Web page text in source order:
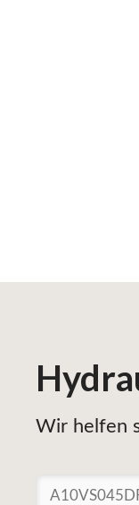
Wir helfen
Suchen